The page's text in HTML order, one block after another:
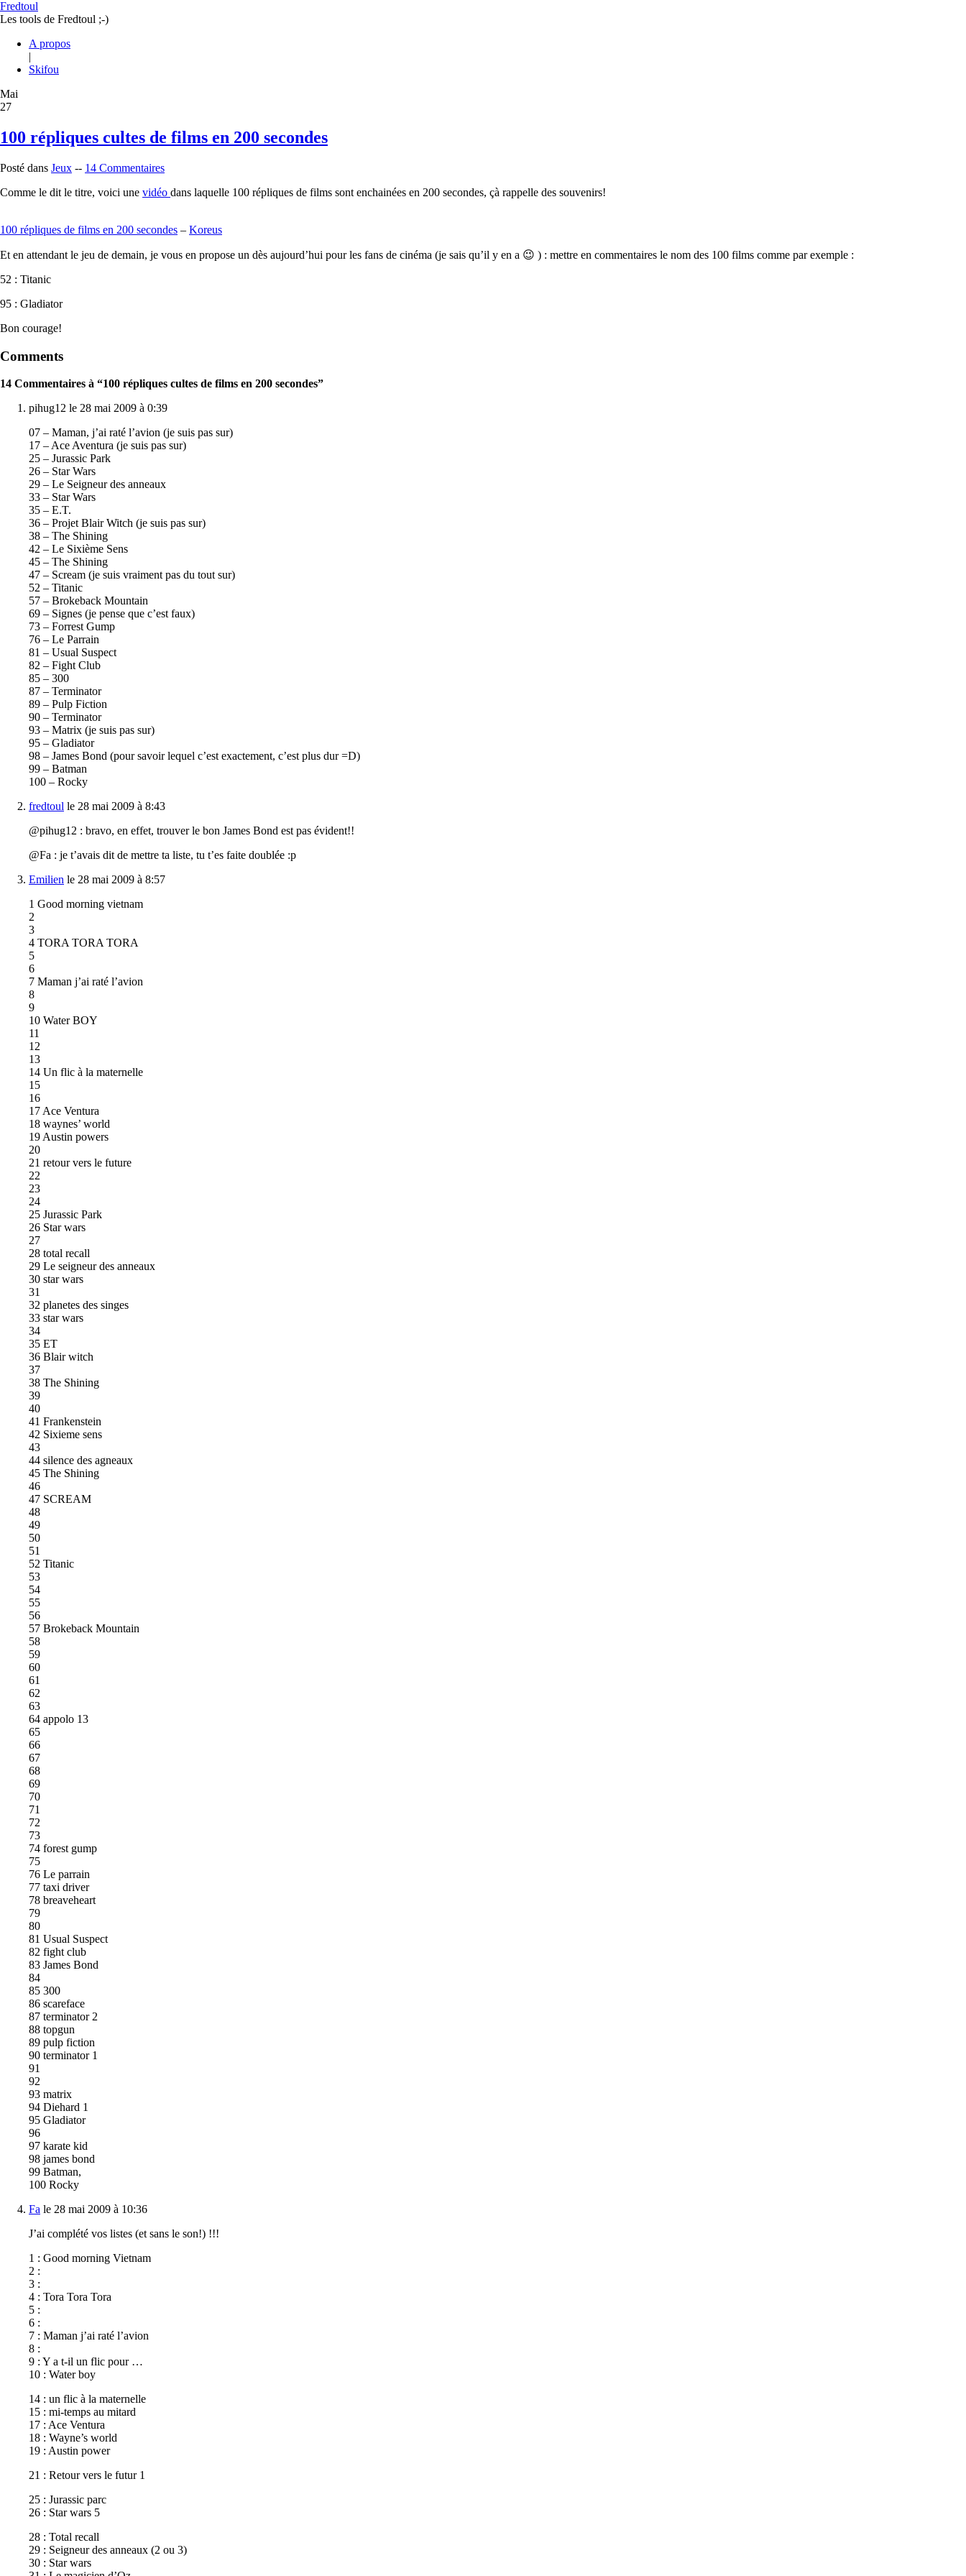
Fredtoul
Les tools de Fredtoul ;-)
A propos
|
Skifou
Mai
27
100 répliques cultes de films en 200 secondes
Posté dans Jeux -- 14 Commentaires
Comme le dit le titre, voici une vidéo dans laquelle 100 répliques de films sont enchainées en 200 secondes, çà rappelle des souvenirs!
100 répliques de films en 200 secondes – Koreus
Et en attendant le jeu de demain, je vous en propose un dès aujourd’hui pour les fans de cinéma (je sais qu’il y en a 😉 ) : mettre en commentaires le nom des 100 films comme par exemple :
52 : Titanic
95 : Gladiator
Bon courage!
Comments
14 Commentaires à “100 répliques cultes de films en 200 secondes”
pihug12 le 28 mai 2009 à 0:39
07 – Maman, j’ai raté l’avion (je suis pas sur)
17 – Ace Aventura (je suis pas sur)
25 – Jurassic Park
26 – Star Wars
29 – Le Seigneur des anneaux
33 – Star Wars
35 – E.T.
36 – Projet Blair Witch (je suis pas sur)
38 – The Shining
42 – Le Sixième Sens
45 – The Shining
47 – Scream (je suis vraiment pas du tout sur)
52 – Titanic
57 – Brokeback Mountain
69 – Signes (je pense que c’est faux)
73 – Forrest Gump
76 – Le Parrain
81 – Usual Suspect
82 – Fight Club
85 – 300
87 – Terminator
89 – Pulp Fiction
90 – Terminator
93 – Matrix (je suis pas sur)
95 – Gladiator
98 – James Bond (pour savoir lequel c’est exactement, c’est plus dur =D)
99 – Batman
100 – Rocky
fredtoul le 28 mai 2009 à 8:43
@pihug12 : bravo, en effet, trouver le bon James Bond est pas évident!!
@Fa : je t’avais dit de mettre ta liste, tu t’es faite doublée :p
Emilien le 28 mai 2009 à 8:57
1 Good morning vietnam
2
3
4 TORA TORA TORA
5
6
7 Maman j’ai raté l’avion
8
9
10 Water BOY
11
12
13
14 Un flic à la maternelle
15
16
17 Ace Ventura
18 waynes’ world
19 Austin powers
20
21 retour vers le future
22
23
24
25 Jurassic Park
26 Star wars
27
28 total recall
29 Le seigneur des anneaux
30 star wars
31
32 planetes des singes
33 star wars
34
35 ET
36 Blair witch
37
38 The Shining
39
40
41 Frankenstein
42 Sixieme sens
43
44 silence des agneaux
45 The Shining
46
47 SCREAM
48
49
50
51
52 Titanic
53
54
55
56
57 Brokeback Mountain
58
59
60
61
62
63
64 appolo 13
65
66
67
68
69
70
71
72
73
74 forest gump
75
76 Le parrain
77 taxi driver
78 breaveheart
79
80
81 Usual Suspect
82 fight club
83 James Bond
84
85 300
86 scareface
87 terminator 2
88 topgun
89 pulp fiction
90 terminator 1
91
92
93 matrix
94 Diehard 1
95 Gladiator
96
97 karate kid
98 james bond
99 Batman,
100 Rocky
Fa le 28 mai 2009 à 10:36
J’ai complété vos listes (et sans le son!) !!!
1 : Good morning Vietnam
2 :
3 :
4 : Tora Tora Tora
5 :
6 :
7 : Maman j’ai raté l’avion
8 :
9 : Y a t-il un flic pour …
10 : Water boy
14 : un flic à la maternelle
15 : mi-temps au mitard
17 : Ace Ventura
18 : Wayne’s world
19 : Austin power
21 : Retour vers le futur 1
25 : Jurassic parc
26 : Star wars 5
28 : Total recall
29 : Seigneur des anneaux (2 ou 3)
30 : Star wars